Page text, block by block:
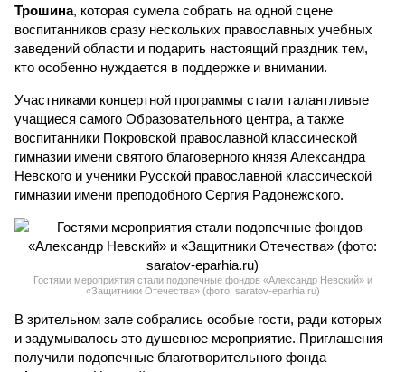
Трошина, которая сумела собрать на одной сцене
воспитанников сразу нескольких православных учебных
заведений области и подарить настоящий праздник тем,
кто особенно нуждается в поддержке и внимании.
Участниками концертной программы стали талантливые
учащиеся самого Образовательного центра, а также
воспитанники Покровской православной классической
гимназии имени святого благоверного князя Александра
Невского и ученики Русской православной классической
гимназии имени преподобного Сергия Радонежского.
Гостями мероприятия стали подопечные фондов «Александр Невский» и
«Защитники Отечества» (фото: saratov-eparhia.ru)
В зрительном зале собрались особые гости, ради которых
и задумывалось это душевное мероприятие. Приглашения
получили подопечные благотворительного фонда